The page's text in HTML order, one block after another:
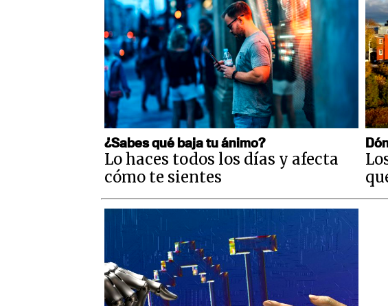
¿Sabes qué baja tu ánimo?
Lo haces todos los días y afecta
cómo te sientes